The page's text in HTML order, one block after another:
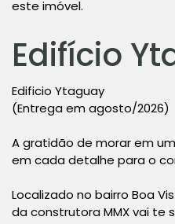
este imóvel.
Edifício
Edificio Ytaguay
(Entrega em agosto/2026)
A gratidão de morar em
em cada detalhe para o
Localizado no bairro Boa
da construtora MMX vai te